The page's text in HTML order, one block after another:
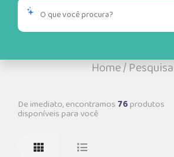
Home/Pesquisa
De imediato, encontramos 76produtos
disponíveis para você